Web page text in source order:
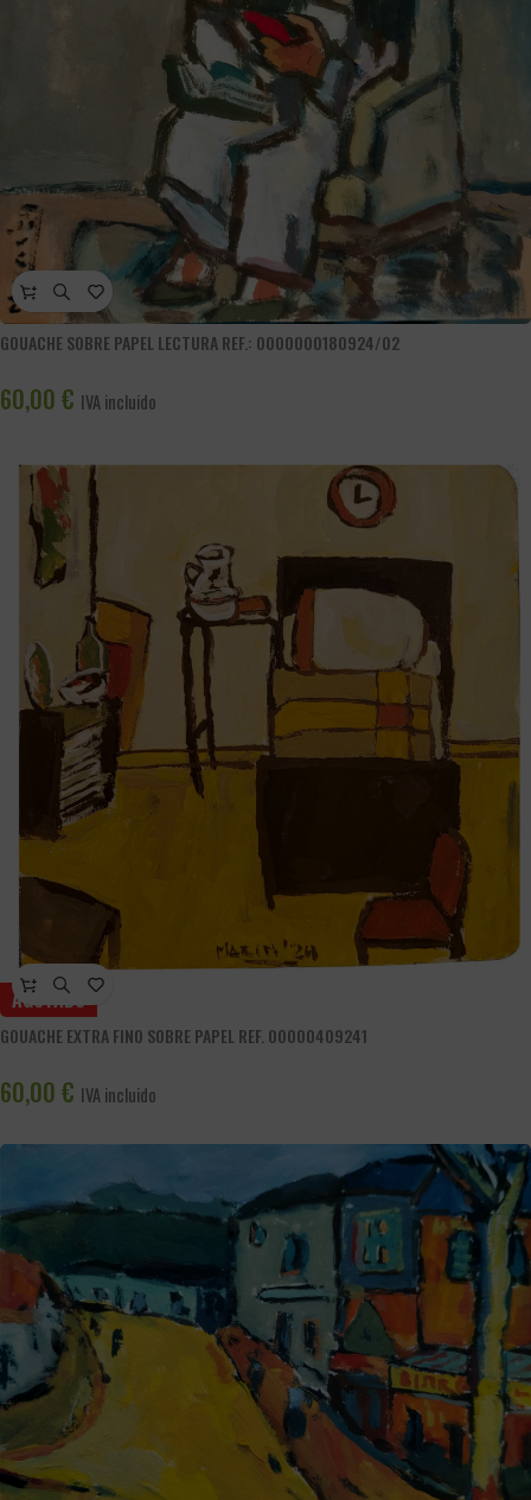
GOUACHE SOBRE PAPEL LECTURA REF.: 0000000180924/02
60,00 € IVA incluido
AGOTADO
GOUACHE EXTRA FINO SOBRE PAPEL REF. 00000409241
60,00 € IVA incluido